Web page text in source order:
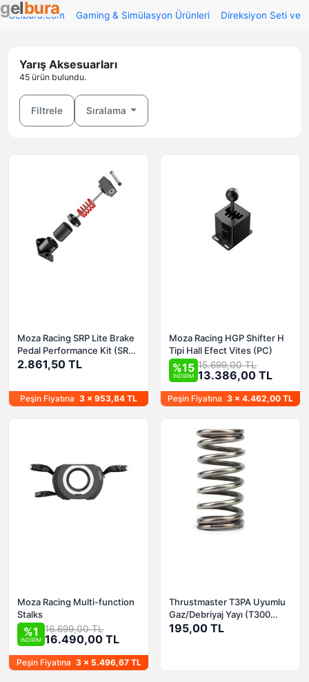
gelbura
Gelbura.com Gaming & Simülasyon Ürünleri Direksiyon Seti ve
Yarış Aksesuarları
45 ürün bulundu.
Filtrele Sıralama
Moza Racing SRP Lite Brake
Pedal Performance Kit (SRP
Lite Fren Pedalı Performans
2.861,50 TL
Peşin Fiyatına 3 x 953,84 TL
Moza Racing HGP Shifter H
Tipi Hall Efect Vites (PC)
%15
İNDİRİM
15.699,00 TL
13.386,00 TL
Peşin Fiyatına 3 x 4.462,00 TL
Moza Racing Multi-function
Stalks
%1
İNDİRİM
16.699,00 TL
16.490,00 TL
Peşin Fiyatına 3 x 5.496,67 TL
Thrustmaster T3PA Uyumlu
Gaz/Debriyaj Yayı (T300
Pedal Seti için)
195,00 TL